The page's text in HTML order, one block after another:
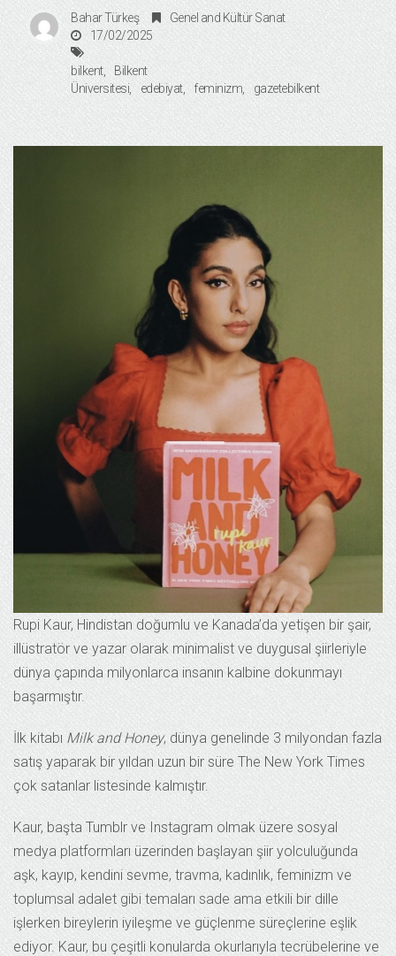
Bahar Türkeş Genel and Kültür Sanat
17/02/2025
bilkent
Bilkent
Üniversitesi
edebiyat feminizm gazetebilkent
Rupi Kaur, Hindistan doğumlu ve Kanada’da yetişen bir şair,
illüstratör ve yazar olarak minimalist ve duygusal şiirleriyle
dünya çapında milyonlarca insanın kalbine dokunmayı
başarmıştır.
İlk kitabıMilk and Honey, dünya genelinde 3 milyondan fazla
satış yaparak bir yıldan uzun bir süre The New York Times
çok satanlar listesinde kalmıştır.
Kaur, başta Tumblr ve Instagram olmak üzere sosyal
medya platformları üzerinden başlayan şiir yolculuğunda
aşk, kayıp, kendini sevme, travma, kadınlık, feminizm ve
toplumsal adalet gibi temaları sade ama etkili bir dille
işlerken bireylerin iyileşme ve güçlenme süreçlerine eşlik
ediyor. Kaur, bu çeşitli konularda okurlarıyla tecrübelerine ve